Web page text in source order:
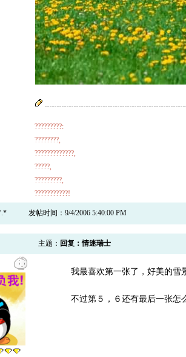
?????????:
????????,
?????????????,
?????,
?????????,
???????????!
发帖时间：9/4/2006 5:40:00 PM
主题： 回复：情迷瑞士
我最喜欢第一张了，好美的雪
不过第５，６还有最后一张怎么